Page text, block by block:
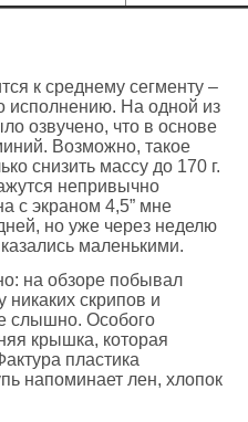
к среднему сегменту –
исполнению. На одной из
озвучено, что в основе
Возможно, такое
снизить массу до 170 г.
непривычно
с экраном 4,5” мне
но уже через неделю
маленькими.
на обзоре побывал
никаких скрипов и
слышно. Особого
крышка, которая
пластика
напоминает лен, хлопок